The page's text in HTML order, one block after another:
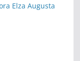
Elza Augusta